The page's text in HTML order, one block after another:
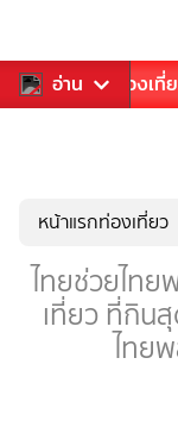
อ่าน
อาหาร ท่องเที่
หน้าแรกท่องเที่ยว
ไทยช่วยไท
เที่ยว ที่กิน
ไทย